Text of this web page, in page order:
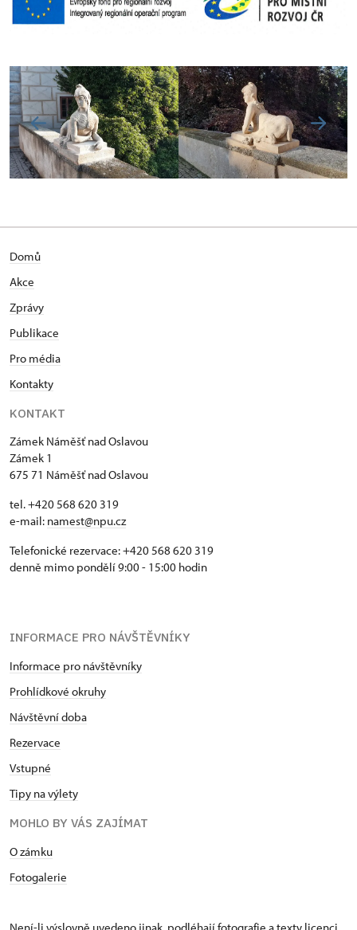
Domů
Akce
Zprávy
Publikace
Pro média
Kontakty
KONTAKT
Zámek Náměšť nad Oslavou
Zámek 1
675 71 Náměšť nad Oslavou
tel. +420 568 620 319
e-mail: namest@npu.cz
Telefonické rezervace: +420 568 620 319
denně mimo pondělí 9:00 - 15:00 hodin
INFORMACE PRO NÁVŠTĚVNÍKY
Informace pro návštěvníky
Prohlídkové okruhy
Návštěvní doba
Rezervace
Vstupné
Tipy na výlety
MOHLO BY VÁS ZAJÍMAT
O zámku
Fotogalerie
Není-li výslovně uvedeno jinak, podléhají fotografie a texty licenci